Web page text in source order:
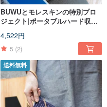
BUWUとモレスキンの特別プロ
ジェクト|ポータブルハード収納
4,522円
5 (2)
送料無料